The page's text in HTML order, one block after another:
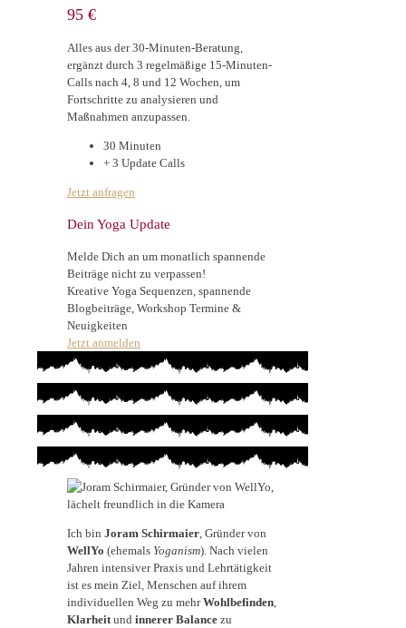
95 €
Alles aus der 30-Minuten-Beratung,
ergänzt durch 3 regelmäßige 15-Minuten-
Calls nach 4, 8 und 12 Wochen, um
Fortschritte zu analysieren und
Maßnahmen anzupassen.
30 Minuten
+ 3 Update Calls
Jetzt anfragen
Dein Yoga Update
Melde Dich an um monatlich spannende
Beiträge nicht zu verpassen!
Kreative Yoga Sequenzen, spannende
Blogbeiträge, Workshop Termine &
Neuigkeiten
Jetzt anmelden
Ich bin Joram Schirmaier , Gründer von
WellYo (ehemals Yoganism). Nach vielen
Jahren intensiver Praxis und Lehrtätigkeit
ist es mein Ziel, Menschen auf ihrem
individuellen Weg zu mehrWohlbefinden
Klarheit und innerer Balance zu